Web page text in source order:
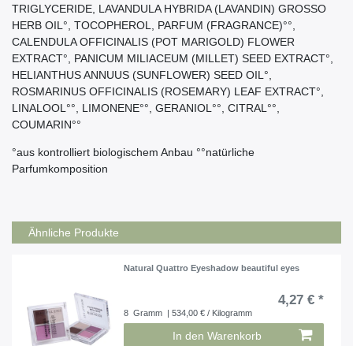
TRIGLYCERIDE, LAVANDULA HYBRIDA (LAVANDIN) GROSSO
HERB OIL°, TOCOPHEROL, PARFUM (FRAGRANCE)°°,
CALENDULA OFFICINALIS (POT MARIGOLD) FLOWER
EXTRACT°, PANICUM MILIACEUM (MILLET) SEED EXTRACT°,
HELIANTHUS ANNUUS (SUNFLOWER) SEED OIL°,
ROSMARINUS OFFICINALIS (ROSEMARY) LEAF EXTRACT°,
LINALOOL°°, LIMONENE°°, GERANIOL°°, CITRAL°°,
COUMARIN°°
°aus kontrolliert biologischem Anbau °°natürliche
Parfumkomposition
Ähnliche Produkte
Natural Quattro Eyeshadow beautiful eyes
4,27 € *
8 Gramm | 534,00 € / Kilogramm
In den Warenkorb